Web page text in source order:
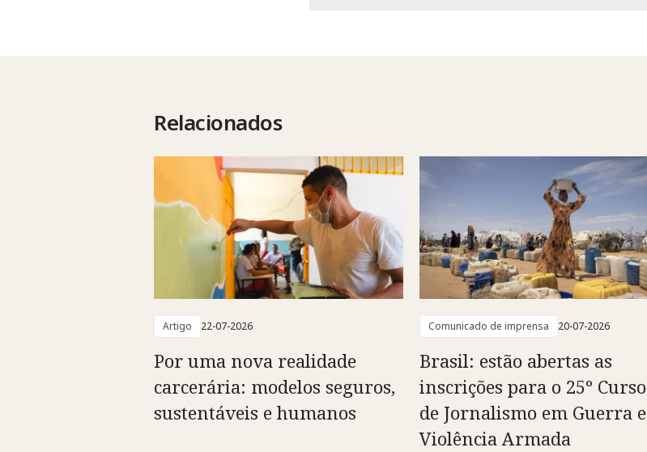
Relacionados
Artigo 22-07-2026
Por uma nova realidade
carcerária: modelos seguros,
sustentáveis e humanos
Comunicado de imprensa 20-07-2026
Brasil: estão abertas as
inscrições para o 25º Curso
de Jornalismo em Guerra e
Violência Armada